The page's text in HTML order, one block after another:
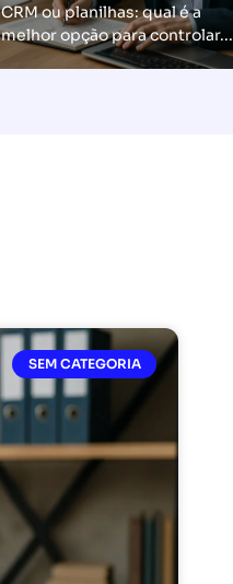
CRM ou planilhas: qual é a
melhor opção para controlar...
SEM CATEGORIA